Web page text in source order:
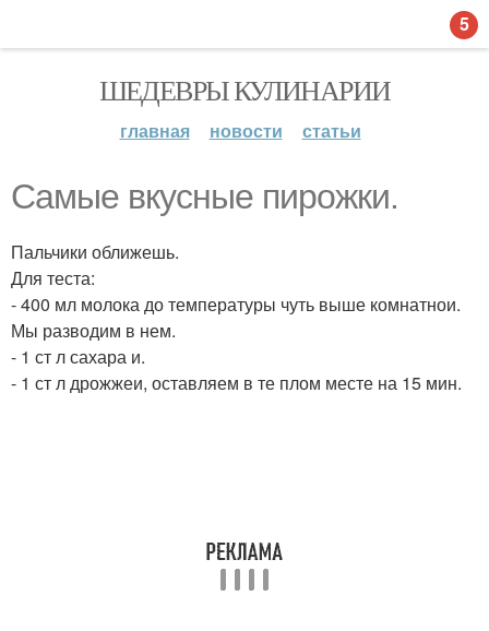
ШЕДЕВРЫ КУЛИНАРИИ
главная новости статьи
Самые вкусные пирожки.
Пальчики оближешь.
Для теста:
- 400 мл молока до температуры чуть выше комнатнои.
Мы разводим в нем.
- 1 ст л сахара и.
- 1 ст л дрожжеи, оставляем в те плом месте на 15 мин.
5